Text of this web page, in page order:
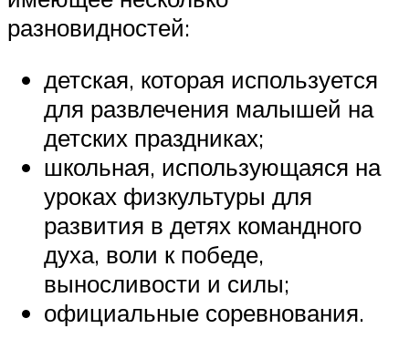
разновидностей:
детская, которая используется
для развлечения малышей на
детских праздниках;
школьная, использующаяся на
уроках физкультуры для
развития в детях командного
духа, воли к победе,
выносливости и силы;
официальные соревнования.